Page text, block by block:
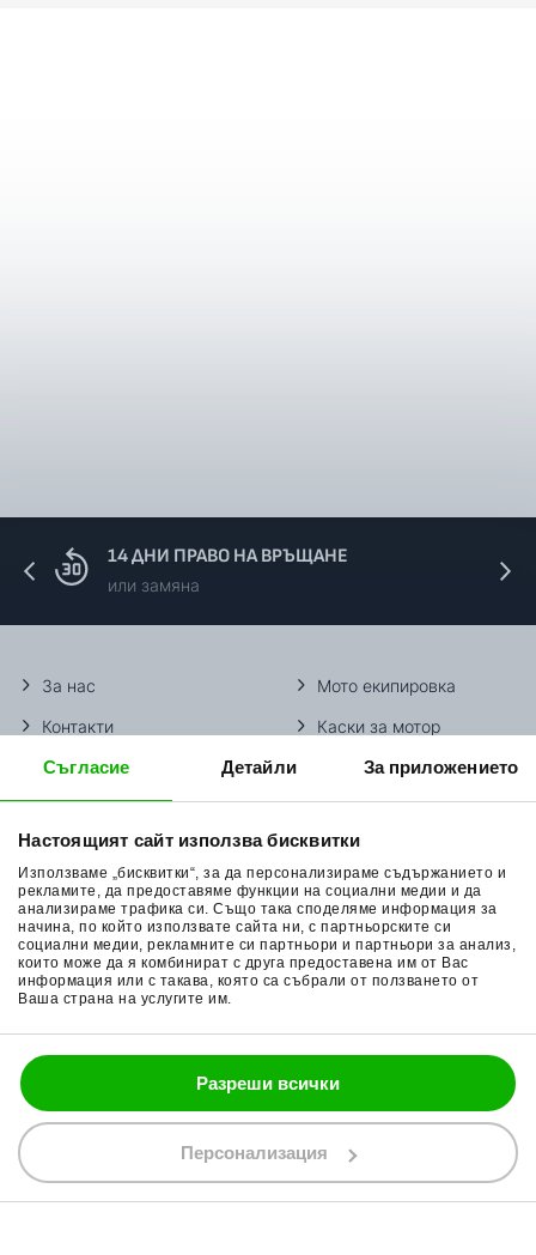
Съгласие Детайли За приложението
Настоящият сайт използва бисквитки
Използваме „бисквитки“, за да персонализираме съдържанието и
рекламите, да предоставяме функции на социални медии и да
анализираме трафика си. Също така споделяме информация за
начина, по който използвате сайта ни, с партньорските си
социални медии, рекламните си партньори и партньори за анализ,
които може да я комбинират с друга предоставена им от Вас
информация или с такава, която са събрали от ползването от
Ваша страна на услугите им.
Разреши всички
Персонализация
14 ДНИ ПРАВО НА ВРЪЩАНЕ
или замяна
За нас
Контакти
Методи доставка
Начини плащане
Връщане на стока
Общи условия
Поверителност
Политика за бисквитки
Мото екипировка
Каски за мотор
Ботуши за мотор
Гуми за мотор
Очила за мотор
Раници за мотор
Ръкавици за мотор
Части за мотор
088 200 7002
shop@bobimx.com